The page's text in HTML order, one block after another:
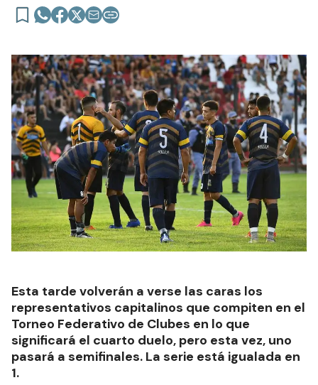
Esta tarde volverán a verse las caras los
representativos capitalinos que compiten en el
Torneo Federativo de Clubes en lo que
significará el cuarto duelo, pero esta vez, uno
pasará a semifinales. La serie está igualada en
1.